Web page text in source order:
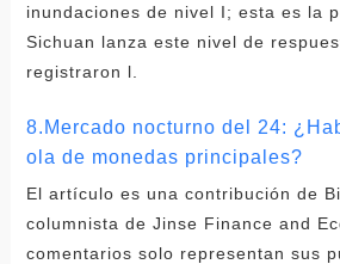
inundaciones de nivel I; esta es la
Sichuan lanza este nivel de
registraron l.
8.Mercado nocturno del 24:
ola de monedas principales?
El artículo es una contribución de
columnista de Jinse Finance and
comentarios solo representan sus